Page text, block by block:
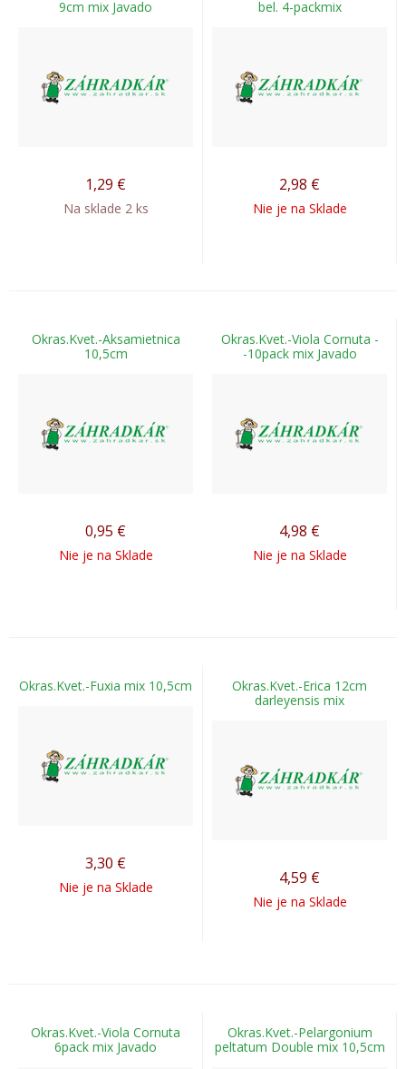
9cm mix Javado
1,29 €
Na sklade 2 ks
bel. 4-packmix
2,98 €
Nie je na Sklade
Okras.Kvet.-Aksamietnica
10,5cm
0,95 €
Nie je na Sklade
Okras.Kvet.-Viola Cornuta -
-10pack mix Javado
4,98 €
Nie je na Sklade
Okras.Kvet.-Fuxia mix 10,5cm
3,30 €
Nie je na Sklade
Okras.Kvet.-Erica 12cm
darleyensis mix
4,59 €
Nie je na Sklade
Okras.Kvet.-Viola Cornuta
6pack mix Javado
Okras.Kvet.-Pelargonium
peltatum Double mix 10,5cm